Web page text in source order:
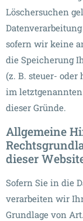
Löschersuchen
sofern wir keine
die Speicherung
(z. B. steuer-
im
dieser Gründe.
Allgemeine
dieser
Sofern Sie in die
verarbeiten wir
Grundlage von